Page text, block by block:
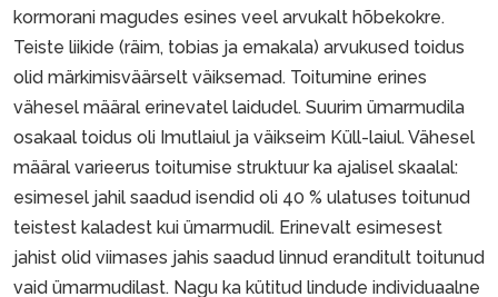
kormorani magudes esines veel arvukalt hõbekokre.
Teiste liikide (räim, tobias ja emakala) arvukused toidus
olid märkimisväärselt väiksemad. Toitumine erines
vähesel määral erinevatel laidudel. Suurim ümarmudila
osakaal toidus oli Imutlaiul ja väikseim Küll-laiul. Vähesel
määral varieerus toitumise struktuur ka ajalisel skaalal:
esimesel jahil saadud isendid oli 40 % ulatuses toitunud
teistest kaladest kui ümarmudil. Erinevalt esimesest
jahist olid viimases jahis saadud linnud eranditult toitunud
vaid ümarmudilast. Nagu ka kütitud lindude individuaalne